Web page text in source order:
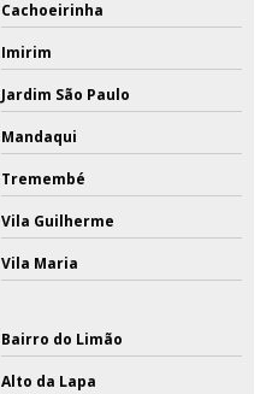
Cachoeirinha
Imirim
Jardim São Paulo
Mandaqui
Tremembé
Vila Guilherme
Vila Maria
Bairro do Limão
Alto da Lapa